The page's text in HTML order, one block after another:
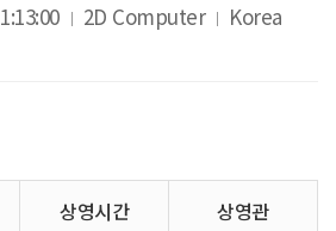
1:13:00 2D Computer Korea
상영시간 상영관